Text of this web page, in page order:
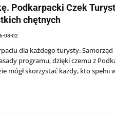
Podkarpacki Czek
chętnych
08-02
dla każdego turysty. Samorząd
programu, dzięki czemu z
mógł skorzystać każdy, kto spełni